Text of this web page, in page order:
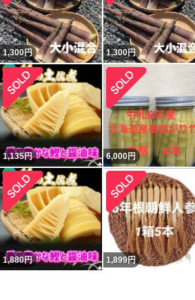
1,300円 1,300円
1,135円 6,000円
1,880円 1,899円